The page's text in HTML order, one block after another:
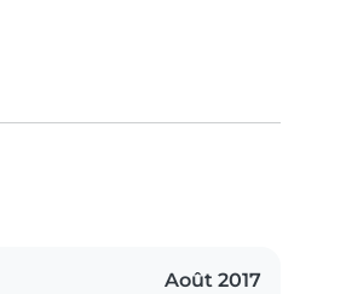
Août 2017